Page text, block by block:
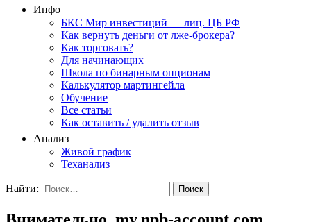
Инфо
БКС Мир инвестиций — лиц. ЦБ РФ
Как вернуть деньги от лже-брокера?
Как торговать?
Для начинающих
Школа по бинарным опционам
Калькулятор мартингейла
Обучение
Все статьи
Как оставить / удалить отзыв
Анализ
Живой график
Теханализ
Найти: